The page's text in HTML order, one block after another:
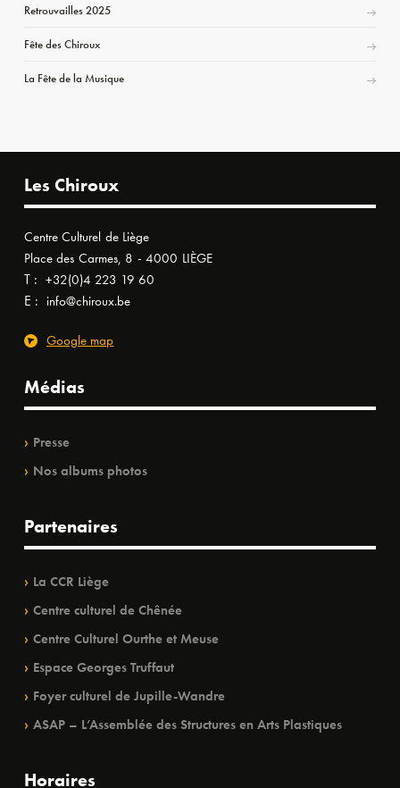
Retrouvailles 2025
Fête des Chiroux
La Fête de la Musique
Les Chiroux
Centre Culturel de Liège
Place des Carmes, 8 - 4000 LIÈGE
T : +32(0)4 223 19 60
E : info@chiroux.be
Google map
Médias
Presse
Nos albums photos
Partenaires
La CCR Liège
Centre culturel de Chênée
Centre Culturel Ourthe et Meuse
Espace Georges Truffaut
Foyer culturel de Jupille-Wandre
ASAP – L’Assemblée des Structures en Arts Plastiques
Horaires